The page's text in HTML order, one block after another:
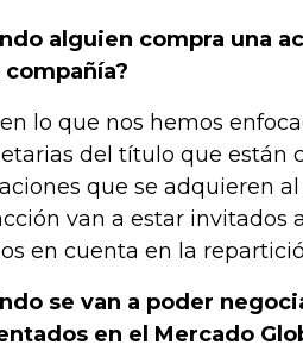
alguien compra una
compañía?
lo que nos hemos
del título que están
que se adquieren
van a estar invitados
en cuenta en la
se van a poder
en el Mercado